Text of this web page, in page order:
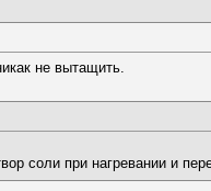
не вытащить.
при нагревании и